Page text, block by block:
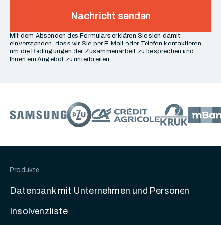
Mit dem Absenden des Formulars erklären Sie sich damit
einverstanden, dass wir Sie per E-Mail oder Telefon kontaktieren,
um die Bedingungen der Zusammenarbeit zu besprechen und
Ihnen ein Angebot zu unterbreiten.
Nachricht senden
Produkte
Datenbank mit Unternehmen und Personen
Insolvenzliste